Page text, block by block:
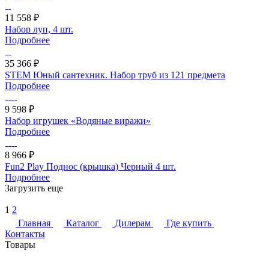
11 558 ₽
Набор луп, 4 шт.
Подробнее
35 366 ₽
STEM Юный сантехник. Набор труб из 121 предмета
Подробнее
9 598 ₽
Набор игрушек «Водяные виражи»
Подробнее
8 966 ₽
Fun2 Play Поднос (крышка) Черный 4 шт.
Подробнее
Загрузить еще
1 2
Главная
Каталог Дилерам
Где купить
Контакты
Товары